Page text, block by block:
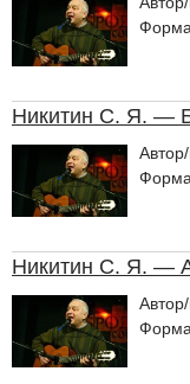
Никитин С. Я. —
Никитин С. Я. —